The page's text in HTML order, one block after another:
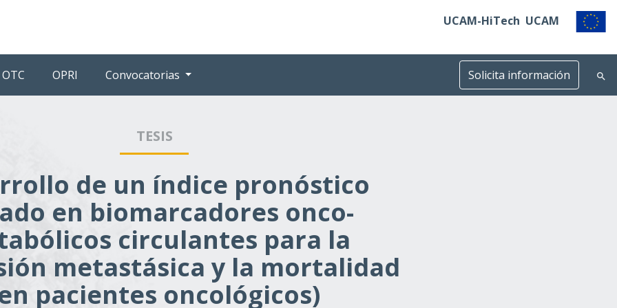
UCAM-HiTech UCAM
OTC OPRI Convocatorias Solicita información
TESIS
de un índice pronóstico
en biomarcadores onco-
circulantes para la
metastásica y la mortalidad
pacientes oncológicos)